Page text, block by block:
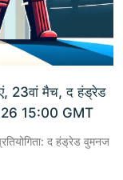
23वां मैच, द हंड्रेड
15:00 GMT
द हंड्रेड वुमनज